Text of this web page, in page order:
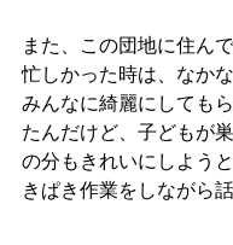
また、この団地に住ん
忙しかった時は、なか
みんなに綺麗にしても
たんだけど、子どもが
の分もきれいにしよう
きぱき作業をしながら